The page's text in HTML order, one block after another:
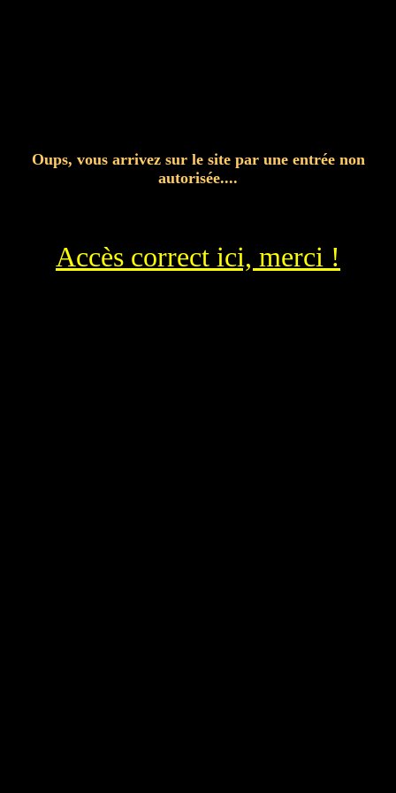
Oups, vous arrivez sur le site par une entrée non
autorisée....
Accès correct ici, merci !